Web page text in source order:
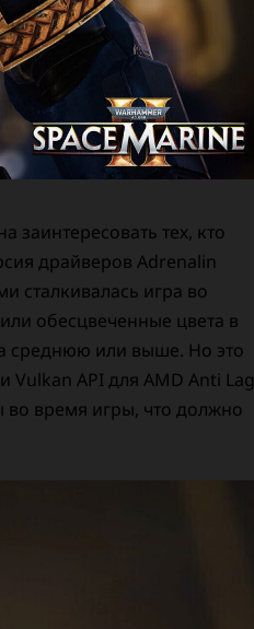
заинтересовать тех, кто
драйверов Adrenalin
сталкивалась игра во
обесцвеченные цвета в
среднюю или выше. Но это
Vulkan API для AMD Anti Lag
во время игры, что должно